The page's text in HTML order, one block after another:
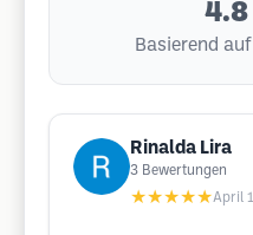
4.8
Basierend
Rinalda Lira
3 Bewertungen
★★★★★April